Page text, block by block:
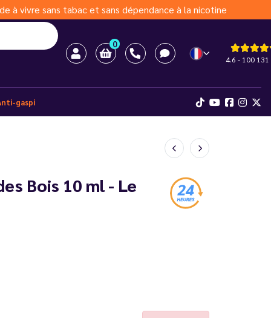
à vivre sans tabac et sans dépendance à la nicotine
0
4.6 - 100 131
gaspi
Bois 10 ml - Le